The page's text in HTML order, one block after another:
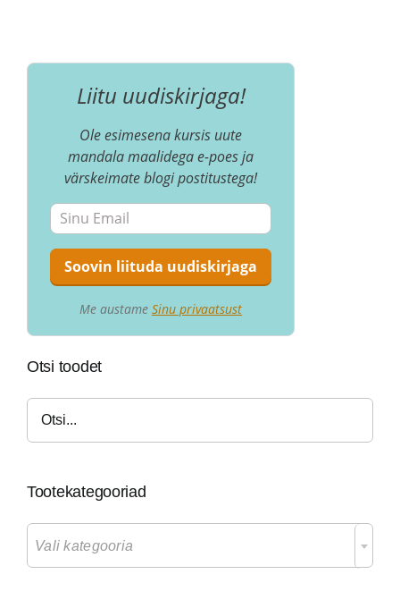
Liitu uudiskirjaga!
Ole esimesena kursis uute
mandala maalidega e-poes ja
värskeimate blogi postitustega!
Me austame Sinu privaatsust
Otsi toodet
Tootekategooriad
Vali kategooria